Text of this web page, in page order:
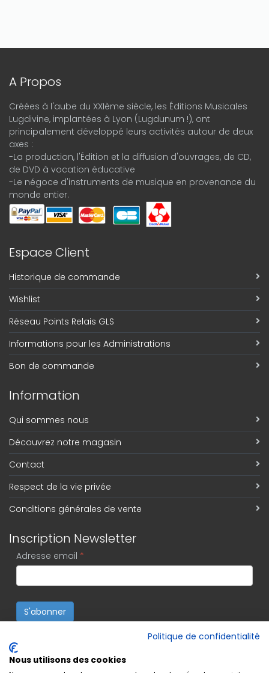
A Propos
Créées à l'aube du XXIème siècle, les Éditions Musicales
Lugdivine, implantées à Lyon (Lugdunum !), ont
principalement développé leurs activités autour de deux
axes :
-La production, l'Édition et la diffusion d'ouvrages, de CD,
de DVD à vocation éducative
-Le négoce d'instruments de musique en provenance du
monde entier.
Espace Client
Historique de commande
Wishlist
Réseau Points Relais GLS
Informations pour les Administrations
Bon de commande
Information
Qui sommes nous
Découvrez notre magasin
Contact
Respect de la vie privée
Conditions générales de vente
Inscription Newsletter
Adresse email *
S'abonner
Politique de confidentialité
Nous utilisons des cookies